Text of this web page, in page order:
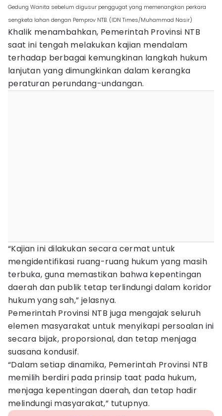
Gedung Wanita sebelum digusur penggugat yang memenangkan perkara
sengketa lahan dengan Pemprov NTB. (IDN Times/Muhammad Nasir)
Khalik menambahkan, Pemerintah Provinsi NTB
saat ini tengah melakukan kajian mendalam
terhadap berbagai kemungkinan langkah hukum
lanjutan yang dimungkinkan dalam kerangka
peraturan perundang-undangan.
“Kajian ini dilakukan secara cermat untuk
mengidentifikasi ruang-ruang hukum yang masih
terbuka, guna memastikan bahwa kepentingan
daerah dan publik tetap terlindungi dalam koridor
hukum yang sah,” jelasnya.
Pemerintah Provinsi NTB juga mengajak seluruh
elemen masyarakat untuk menyikapi persoalan ini
secara bijak, proporsional, dan tetap menjaga
suasana kondusif.
“Dalam setiap dinamika, Pemerintah Provinsi NTB
memilih berdiri pada prinsip taat pada hukum,
menjaga kepentingan daerah, dan tetap hadir
melindungi masyarakat,” tutupnya.